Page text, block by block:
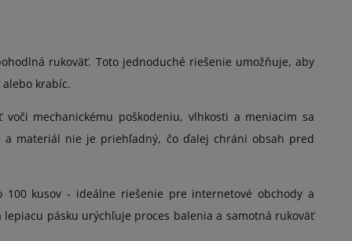
rukoväť. Toto jednoduché riešenie umožňuje, aby
krabíc.
mechanickému poškodeniu, vlhkosti a meniacim sa
a materiál nie je priehľadný, čo ďalej chráni obsah pred
kusov - ideálne riešenie pre internetové obchody a
pásku urýchľuje proces balenia a samotná rukoväť